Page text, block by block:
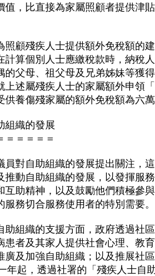
值，比直接為家屬照顧者提供津
殘疾人士提供額外免稅額的建
計算個別人士應繳稅款時，納稅
的父母、祖父母及兄弟姊妹等獲
上述屬殘疾人士的家屬額外申領
供養傷殘家屬的額外免稅額為六
組織的發展
＝＝＝＝＝
自助組織的發展提出關注，這
推動自助組織的發展，以發揮服
互助精神，以及鼓勵他們積極參
服務切合服務使用者的特別需要。
織的支援方面，政府透過社區
患者及其家人提供社會心理、教
廣及加強自助組織；以及推展社
年起，透過社署的「殘疾人士自